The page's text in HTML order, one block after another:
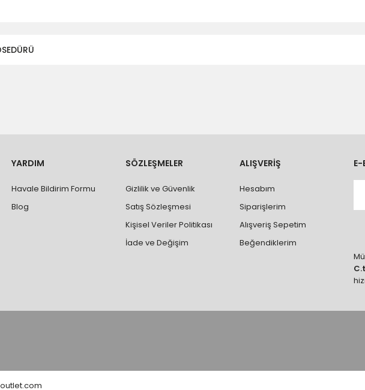
ölçü, ebat, yükseklik vb. hatalar yüzünden onaylanmış siparişler iade alınmaz veya
kabin, banyo dolabı vb. ürünlerin siparişini vermeden önce ürünlerin montajını yapacak
ölçü ve ebat kontrolü yaptırınız.
YARDIM
Havale Bildirim Formu
Blog
SÖZLEŞMELER
Gizlilik ve Güvenlik
Satış Sözleşmesi
Kişisel Veriler Politikası
İade ve Değişim
ALIŞVERİŞ
Hesabım
Siparişlerim
Alışveriş Sepetim
Beğendiklerim
E-